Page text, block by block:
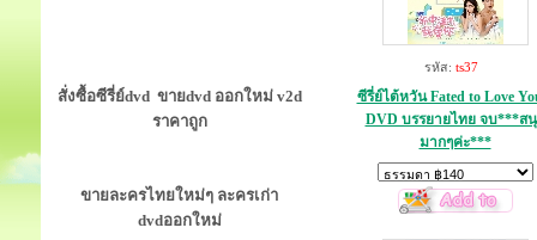
สั่งซื้อซีรี่ย์dvd ขายdvd ออกใหม่ v2d
ราคาถูก
ขายละครไทยใหม่ๆ ละครเก่า
dvdออกใหม่
รหัส: ts37
ซีรี่ย์ไต้หวัน Fated to Love
DVD บรรยายไทย จบ***ส
มากๆค่ะ***